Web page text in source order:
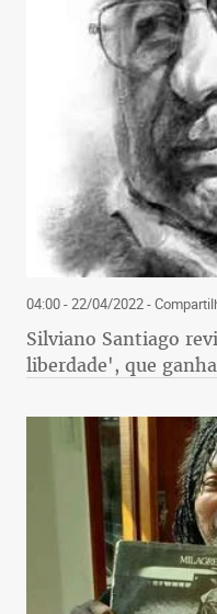
04:00 - 22/04/2022-
Silviano Santiago
liberdade', que